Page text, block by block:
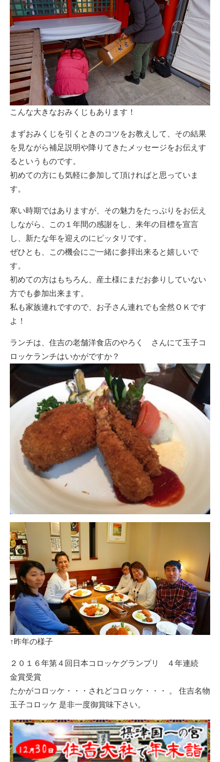
こんな大きなおみくじもあります！
まずおみくじを引くときのコツをお教えして、その結果
を見ながら補足説明や降りてきたメッセージをお伝えす
るというものです。
初めての方にも気軽に参加して頂ければと思っていま
す。
寒い時期ではありますが、その魅力をたっぷりをお伝え
しながら、この１年間の感謝をし、来年の目標を宣言
し、新たな年を迎えのにピッタリです。
ぜひとも、この機会にご一緒に参拝出来ると嬉しいで
す。
初めての方はもちろん、産土様にまだお参りしていない
方でも参加出来ます。
私も家族連れですので、お子さん連れでも全然ＯＫです
よ！
ランチは、住吉の老舗洋食店のやろく さんにて玉子コ
ロッケランチはいかがですか？
↑昨年の様子
２０１６年第４回日本コロッケグランプリ ４年連続
金賞受賞
たかがコロッケ・・・されどコロッケ・・・ 。 住吉名物
玉子コロッケ 是非一度御賞味下さい。